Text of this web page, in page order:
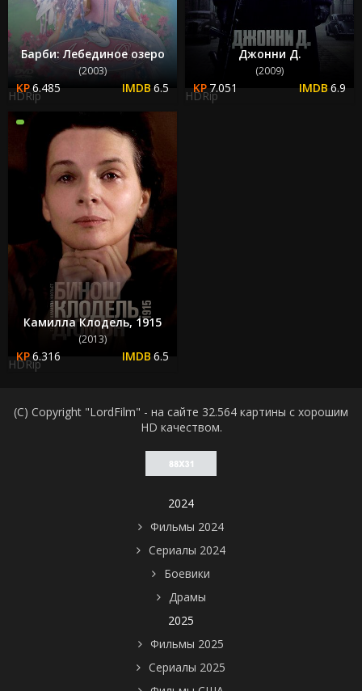
Барби: Лебединое озеро
(2003)
6.485 6.5
HDRip
Джонни Д.
(2009)
7.051 6.9
HDRip
Камилла Клодель, 1915
(2013)
6.316 6.5
HDRip
(C) Copyright "LordFilm" - на сайте 32.564 картины с хорошим
HD качеством.
2024
Фильмы 2024
Сериалы 2024
Боевики
Драмы
2025
Фильмы 2025
Сериалы 2025